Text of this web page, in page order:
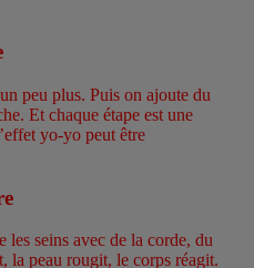
peu plus. Puis on ajoute du
Et chaque étape est une
yo-yo peut être
les seins avec de la corde, du
la peau rougit, le corps réagit.